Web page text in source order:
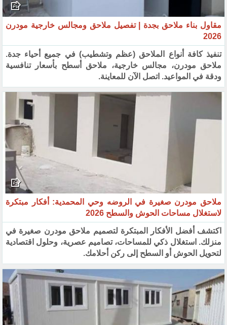
مقاول بناء ملاحق بجدة | تفصيل ملاحق ومجالس خارجية مودرن
2026
تنفيذ كافة أنواع الملاحق (عظم وتشطيب) في جميع أحياء جدة.
ملاحق مودرن، مجالس خارجية، ملاحق أسطح بأسعار تنافسية
ودقة في المواعيد. اتصل الآن للمعاينة.
ملاحق مودرن صغيرة في الروضه وحي المحمدية: أفكار مبتكرة
لاستغلال مساحات الحوش والسطح 2026
اكتشف أفضل الأفكار المبتكرة لتصميم ملاحق مودرن صغيرة في
منزلك. استغلال ذكي للمساحات، تصاميم عصرية، وحلول اقتصادية
لتحويل الحوش أو السطح إلى ركن أحلامك.